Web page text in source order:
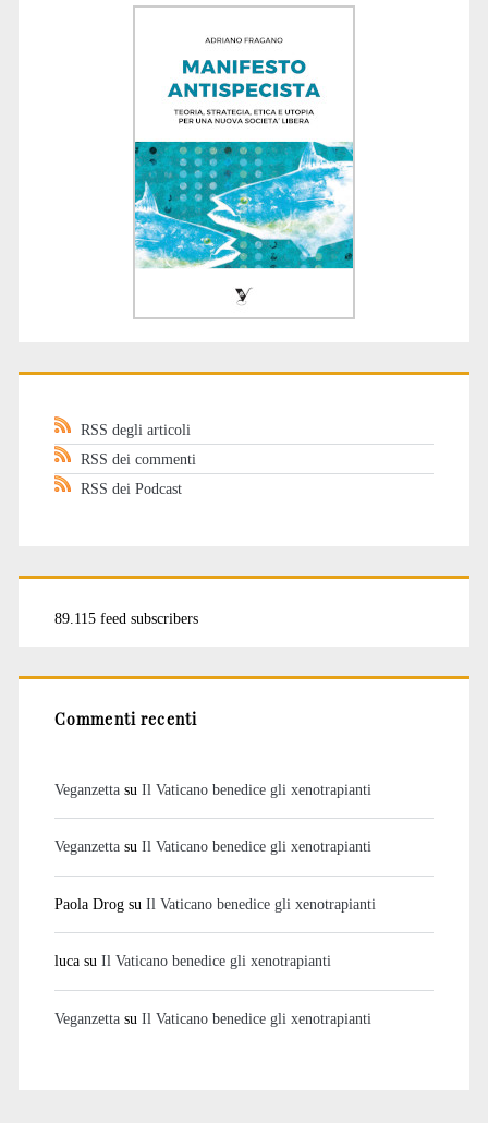
RSS degli articoli
RSS dei commenti
RSS dei Podcast
89.115 feed subscribers
Commenti recenti
Veganzettasu Il Vaticano benedice gli xenotrapianti
Veganzettasu Il Vaticano benedice gli xenotrapianti
Paola Drogsu Il Vaticano benedice gli xenotrapianti
lucasu Il Vaticano benedice gli xenotrapianti
Veganzettasu Il Vaticano benedice gli xenotrapianti